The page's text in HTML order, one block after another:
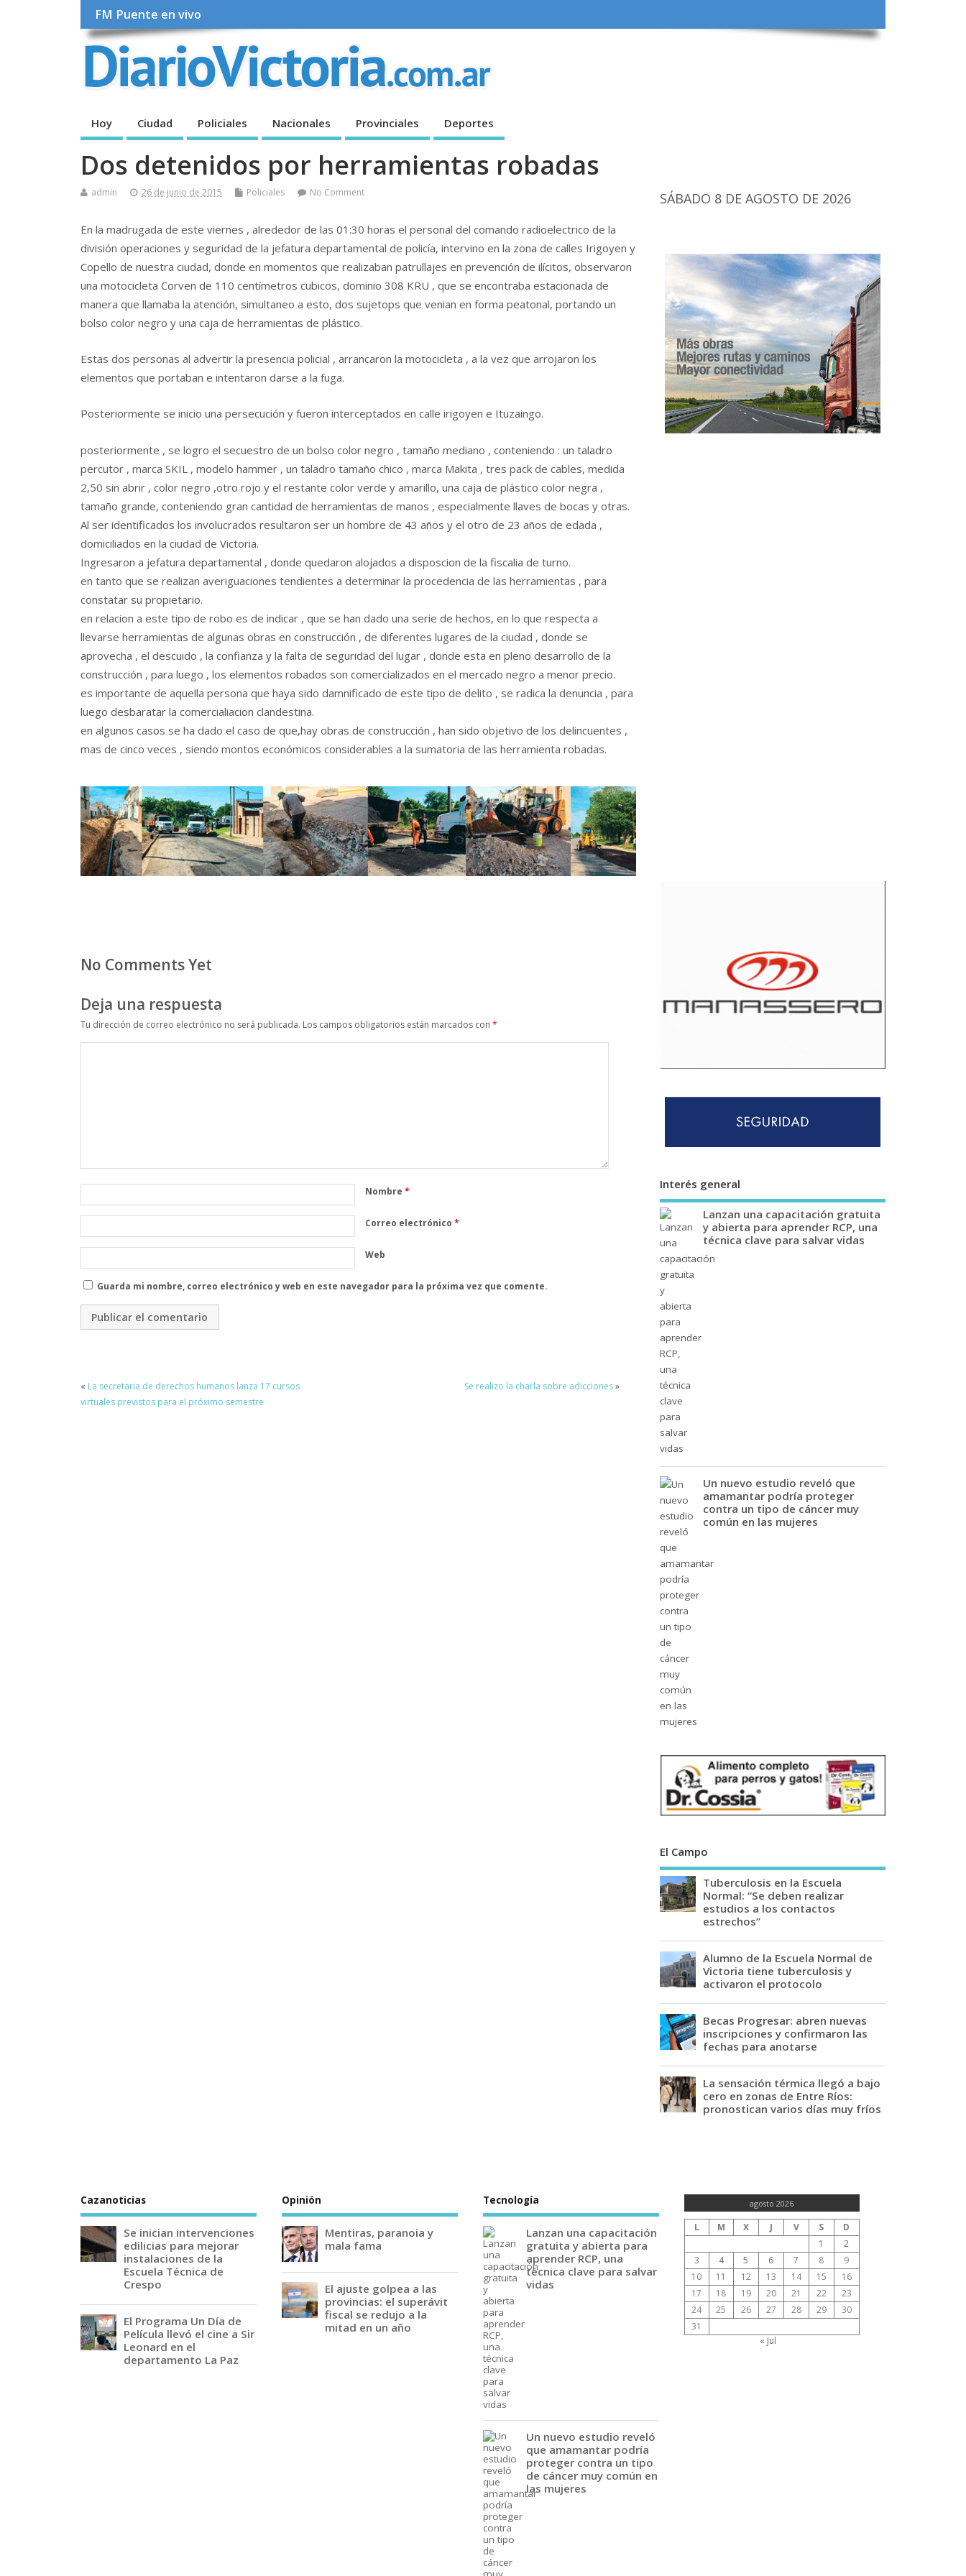
FM Puente en vivo
Hoy Ciudad Policiales Nacionales Provinciales Deportes
Dos detenidos por herramientas robadas
admin 26 de junio de 2015 Policiales No Comment
En la madrugada de este viernes , alrededor de las 01:30 horas el personal del comando radioelectrico de la
división operaciones y seguridad de la jefatura departamental de policía, intervino en la zona de calles Irigoyen y
Copello de nuestra ciudad, donde en momentos que realizaban patrullajes en prevención de ilícitos, observaron
una motocicleta Corven de 110 centímetros cubicos, dominio 308 KRU , que se encontraba estacionada de
manera que llamaba la atención, simultaneo a esto, dos sujetops que venian en forma peatonal, portando un
bolso color negro y una caja de herramientas de plástico.
Estas dos personas al advertir la presencia policial , arrancaron la motocicleta , a la vez que arrojaron los
elementos que portaban e intentaron darse a la fuga.
Posteriormente se inicio una persecución y fueron interceptados en calle irigoyen e Ituzaingo.
posteriormente , se logro el secuestro de un bolso color negro , tamaño mediano , conteniendo : un taladro
percutor , marca SKIL , modelo hammer , un taladro tamaño chico , marca Makita , tres pack de cables, medida
2,50 sin abrir , color negro ,otro rojo y el restante color verde y amarillo, una caja de plástico color negra ,
tamaño grande, conteniendo gran cantidad de herramientas de manos , especialmente llaves de bocas y otras.
Al ser identificados los involucrados resultaron ser un hombre de 43 años y el otro de 23 años de edada ,
domiciliados en la ciudad de Victoria.
Ingresaron a jefatura departamental , donde quedaron alojados a disposcion de la fiscalia de turno.
en tanto que se realizan averiguaciones tendientes a determinar la procedencia de las herramientas , para
constatar su propietario.
en relacion a este tipo de robo es de indicar , que se han dado una serie de hechos, en lo que respecta a
llevarse herramientas de algunas obras en construcción , de diferentes lugares de la ciudad , donde se
aprovecha , el descuido , la confianza y la falta de seguridad del lugar , donde esta en pleno desarrollo de la
construcción , para luego , los elementos robados son comercializados en el mercado negro a menor precio.
es importante de aquella persona que haya sido damnificado de este tipo de delito , se radica la denuncia , para
luego desbaratar la comercialiacion clandestina.
en algunos casos se ha dado el caso de que,hay obras de construcción , han sido objetivo de los delincuentes ,
mas de cinco veces , siendo montos económicos considerables a la sumatoria de las herramienta robadas.
No Comments Yet
Deja una respuesta
Tu dirección de correo electrónico no será publicada. Los campos obligatorios están marcados con *
Nombre *
Correo electrónico *
Web
Guarda mi nombre, correo electrónico y web en este navegador para la próxima vez que comente.
« La secretaria de derechos humanos lanza 17 cursos
virtuales previstos para el próximo semestre
Se realizo la charla sobre adicciones»
SÁBADO 8 DE AGOSTO DE 2026
Interés general
Lanzan una capacitación gratuita
y abierta para aprender RCP, una
técnica clave para salvar vidas
Un nuevo estudio reveló que
amamantar podría proteger
contra un tipo de cáncer muy
común en las mujeres
El Campo
Tuberculosis en la Escuela
Normal: “Se deben realizar
estudios a los contactos
estrechos”
Alumno de la Escuela Normal de
Victoria tiene tuberculosis y
activaron el protocolo
Becas Progresar: abren nuevas
inscripciones y confirmaron las
fechas para anotarse
La sensación térmica llegó a bajo
cero en zonas de Entre Ríos:
pronostican varios días muy fríos
Cazanoticias
Se inician intervenciones
edilicias para mejorar
instalaciones de la
Escuela Técnica de
Crespo
El Programa Un Día de
Película llevó el cine a Sir
Leonard en el
departamento La Paz
Opinión
Mentiras, paranoia y
mala fama
El ajuste golpea a las
provincias: el superávit
fiscal se redujo a la
mitad en un año
Tecnología
Lanzan una capacitación
gratuita y abierta para
aprender RCP, una
técnica clave para salvar
vidas
Un nuevo estudio reveló
que amamantar podría
proteger contra un tipo
de cáncer muy común en
las mujeres
agosto 2026
L M X J V S
D
1
2
3
4 5 6 7 8
9
10
11 12 13 14 15
16
17
18 19 20 21 22
23
24
25 26 27 28 29
30
31
« Jul